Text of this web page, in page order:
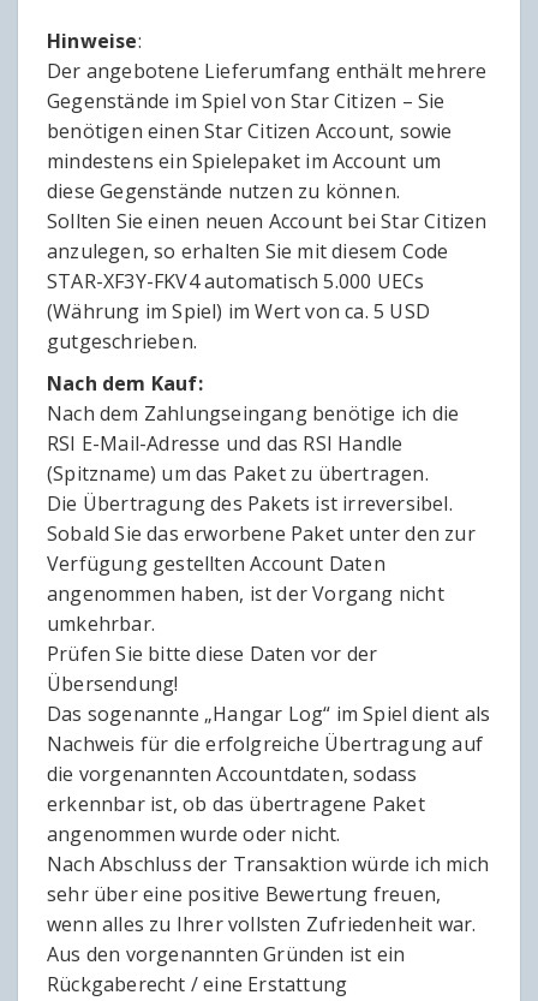
Hinweise:
Der angebotene Lieferumfang enthält mehrere
Gegenstände im Spiel von Star Citizen – Sie
benötigen einen Star Citizen Account, sowie
mindestens ein Spielepaket im Account um
diese Gegenstände nutzen zu können.
Sollten Sie einen neuen Account bei Star Citizen
anzulegen, so erhalten Sie mit diesem Code
STAR-XF3Y-FKV4 automatisch 5.000 UECs
(Währung im Spiel) im Wert von ca. 5 USD
gutgeschrieben.
Nach dem Kauf:
Nach dem Zahlungseingang benötige ich die
RSI E-Mail-Adresse und das RSI Handle
(Spitzname) um das Paket zu übertragen.
Die Übertragung des Pakets ist irreversibel.
Sobald Sie das erworbene Paket unter den zur
Verfügung gestellten Account Daten
angenommen haben, ist der Vorgang nicht
umkehrbar.
Prüfen Sie bitte diese Daten vor der
Übersendung!
Das sogenannte „Hangar Log“ im Spiel dient als
Nachweis für die erfolgreiche Übertragung auf
die vorgenannten Accountdaten, sodass
erkennbar ist, ob das übertragene Paket
angenommen wurde oder nicht.
Nach Abschluss der Transaktion würde ich mich
sehr über eine positive Bewertung freuen,
wenn alles zu Ihrer vollsten Zufriedenheit war.
Aus den vorgenannten Gründen ist ein
Rückgaberecht / eine Erstattung